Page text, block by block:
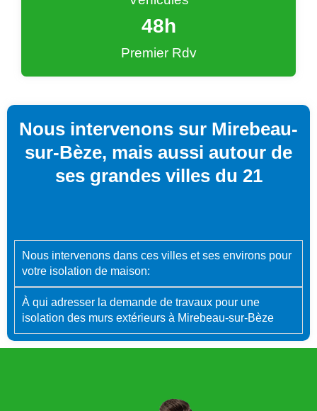
Premier Rdv
48h
Nous intervenons sur Mirebeau-
sur-Bèze, mais aussi autour de
ses grandes villes du 21
Nous intervenons dans ces villes et ses environs pour
votre isolation de maison:
À qui adresser la demande de travaux pour une
isolation des murs extérieurs à Mirebeau-sur-Bèze